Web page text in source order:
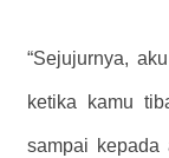
“Sejujurnya,
ketika kamu
sampai kepada